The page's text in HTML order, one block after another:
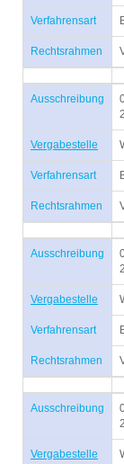
Verfahrensart
Rechtsrahmen
Ausschreibung
Vergabestelle
Verfahrensart
Rechtsrahmen
Ausschreibung
Vergabestelle
Verfahrensart
Rechtsrahmen
Ausschreibung
Vergabestelle